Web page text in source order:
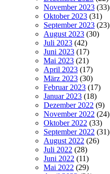
November 2023 (33)
Oktober 2023 (31)
September 2023 (23)
August 2023 (30)
Juli 2023 (42)
Juni 2023 (17)
Mai 2023 (21)
April 2023 (17)
März 2023 (30)
Februar 2023 (17)
Januar 2023 (18)
Dezember 2022 (9)
November 2022 (24)
Oktober 2022 (33)
September 2022 (31)
August 2022 (26)
Juli 2022 (28)
Juni 2022 (11)
Mai 2022 (29)